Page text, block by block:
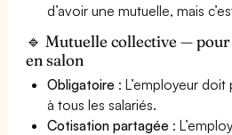
d’avoir une mutuelle, mais
🔹 Mutuelle collective —
en salon
Obligatoire : L’employeur
à tous les salariés.
Cotisation partagée :